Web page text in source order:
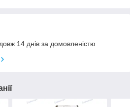
14 днів за домовленістю